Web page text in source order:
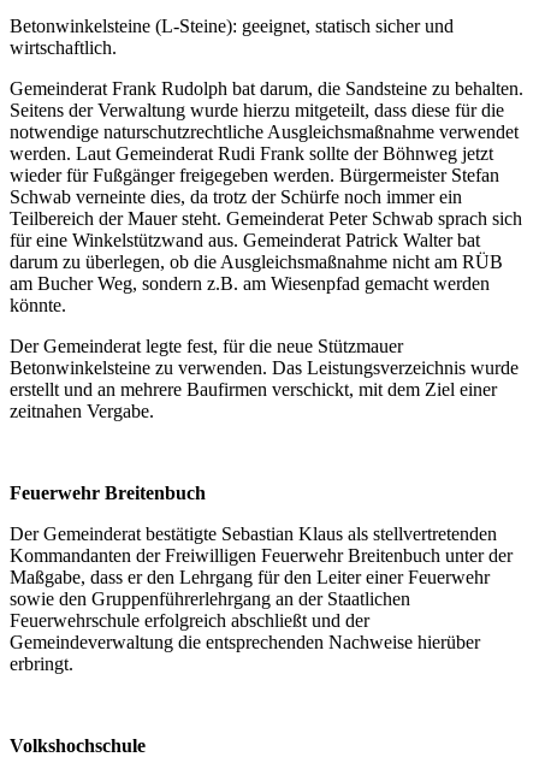
Betonwinkelsteine (L-Steine): geeignet, statisch sicher und
wirtschaftlich.
Gemeinderat Frank Rudolph bat darum, die Sandsteine zu behalten.
Seitens der Verwaltung wurde hierzu mitgeteilt, dass diese für die
notwendige naturschutzrechtliche Ausgleichsmaßnahme verwendet
werden. Laut Gemeinderat Rudi Frank sollte der Böhnweg jetzt
wieder für Fußgänger freigegeben werden. Bürgermeister Stefan
Schwab verneinte dies, da trotz der Schürfe noch immer ein
Teilbereich der Mauer steht. Gemeinderat Peter Schwab sprach sich
für eine Winkelstützwand aus. Gemeinderat Patrick Walter bat
darum zu überlegen, ob die Ausgleichsmaßnahme nicht am RÜB
am Bucher Weg, sondern z.B. am Wiesenpfad gemacht werden
könnte.
Der Gemeinderat legte fest, für die neue Stützmauer
Betonwinkelsteine zu verwenden. Das Leistungsverzeichnis wurde
erstellt und an mehrere Baufirmen verschickt, mit dem Ziel einer
zeitnahen Vergabe.
Feuerwehr Breitenbuch
Der Gemeinderat bestätigte Sebastian Klaus als stellvertretenden
Kommandanten der Freiwilligen Feuerwehr Breitenbuch unter der
Maßgabe, dass er den Lehrgang für den Leiter einer Feuerwehr
sowie den Gruppenführerlehrgang an der Staatlichen
Feuerwehrschule erfolgreich abschließt und der
Gemeindeverwaltung die entsprechenden Nachweise hierüber
erbringt.
Volkshochschule